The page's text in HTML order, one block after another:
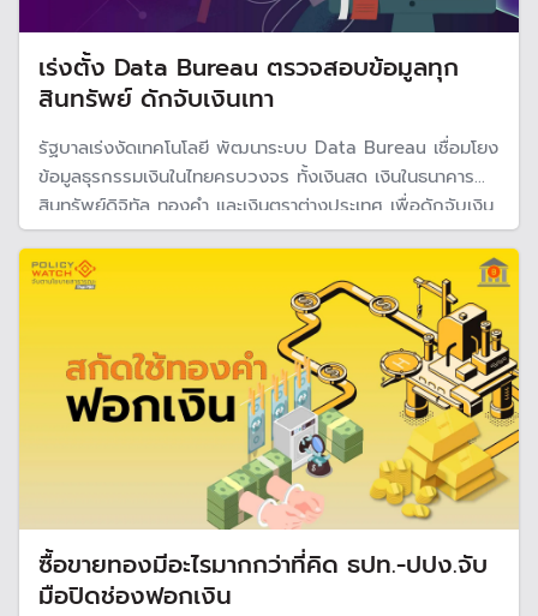
เร่งตั้ง Data Bureau ตรวจสอบข้อมูลทุก
สินทรัพย์ ดักจับเงินเทา
รัฐบาลเร่งงัดเทคโนโลยี พัฒนาระบบ Data Bureau เชื่อมโยง
ข้อมูลธุรกรรมเงินในไทยครบวงจร ทั้งเงินสด เงินในธนาคาร
สินทรัพย์ดิจิทัล ทองคำ และเงินตราต่างประเทศ เพื่อดักจับเงิน
ทุนสีเทาไหลเวียนในระบบเศรษฐกิจประเทศ "ฟอกเงิน" เป็น
สินทรัพย์ถูกกฎหมาย สร้างความเสียหายต่อเศรษฐกิจและวิถี
ชีวิต
ซื้อขายทองมีอะไรมากกว่าที่คิด ธปท.-ปปง.จับ
มือปิดช่องฟอกเงิน